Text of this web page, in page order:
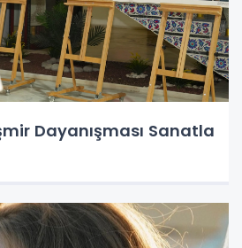
Dayanışması Sanatla